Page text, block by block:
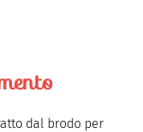
dal brodo per